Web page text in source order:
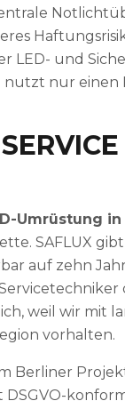
LED- und
nur einen
Umrüstung
SAFLUX
auf zehn
weil wir
vorhalten.
Berliner
DSGVO-